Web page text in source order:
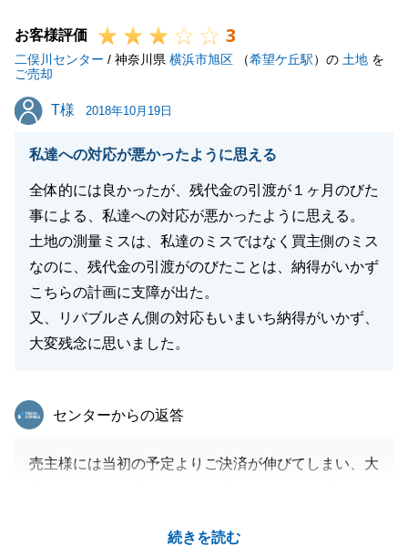
何かお困りのことがございましたらお気軽にご連絡下
さい。
お客様評価 3
二俣川センター / 神奈川県 横浜市旭区 （希望ケ丘駅）の 土地 を
ご売却
T様
T様 2018年10月19日
私達への対応が悪かったように思える
全体的には良かったが、残代金の引渡が１ヶ月のびた
事による、私達への対応が悪かったように思える。
土地の測量ミスは、私達のミスではなく買主側のミス
なのに、残代金の引渡がのびたことは、納得がいかず
こちらの計画に支障が出た。
又、リバブルさん側の対応もいまいち納得がいかず、
大変残念に思いました。
続きを読む
東急リバブル
センターからの返答
売主様には当初の予定よりご決済が伸びてしまい、大